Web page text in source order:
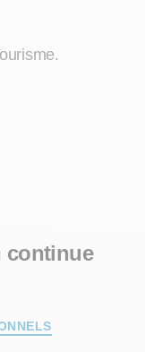
continue